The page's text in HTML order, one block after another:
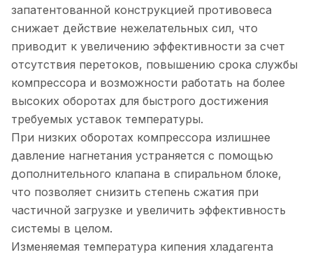
запатентованной конструкцией противовеса
снижает действие нежелательных сил, что
приводит к увеличению эффективности за счет
отсутствия перетоков, повышению срока службы
компрессора и возможности работать на более
высоких оборотах для быстрого достижения
требуемых уставок температуры.
При низких оборотах компрессора излишнее
давление нагнетания устраняется с помощью
дополнительного клапана в спиральном блоке,
что позволяет снизить степень сжатия при
частичной загрузке и увеличить эффективность
системы в целом.
Изменяемая температура кипения хладагента